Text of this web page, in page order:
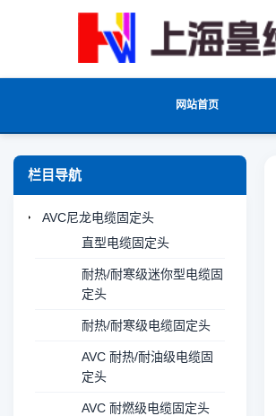
网站首页
栏目导航
AVC尼龙电缆固定头
直型电缆固定头
耐热/耐寒级迷你型电缆固
定头
耐热/耐寒级电缆固定头
AVC 耐热/耐油级电缆固
定头
AVC 耐燃级电缆固定头